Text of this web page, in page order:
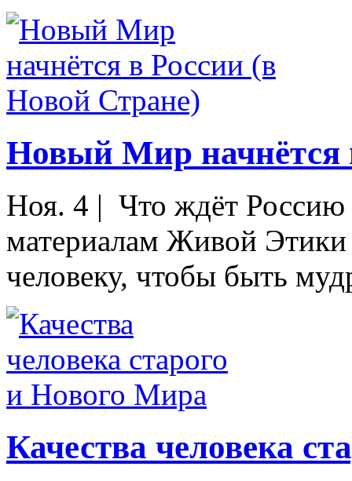
Новый Мир начнётся
Ноя. 4 | Что ждёт Россию
материалам Живой
человеку, чтобы быть
Качества человека